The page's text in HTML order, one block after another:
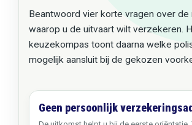
Beantwoord vier korte vragen over de
waarop u de uitvaart wilt verzekeren.
keuzekompas toont daarna welke
mogelijk aansluit bij de gekozen
Geen persoonlijk